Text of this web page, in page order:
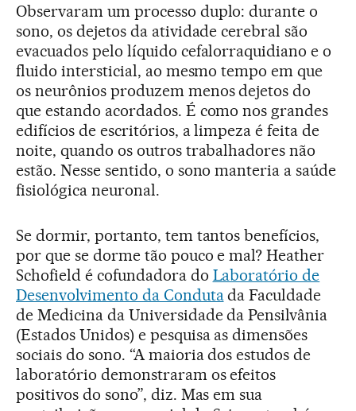
Observaram um processo duplo: durante o
sono, os dejetos da atividade cerebral são
evacuados pelo líquido cefalorraquidiano e o
fluido intersticial, ao mesmo tempo em que
os neurônios produzem menos dejetos do
que estando acordados. É como nos grandes
edifícios de escritórios, a limpeza é feita de
noite, quando os outros trabalhadores não
estão. Nesse sentido, o sono manteria a saúde
fisiológica neuronal.
Se dormir, portanto, tem tantos benefícios,
por que se dorme tão pouco e mal? Heather
Schofield é cofundadora do Laboratório de
Desenvolvimento da Condutada Faculdade
de Medicina da Universidade da Pensilvânia
(Estados Unidos) e pesquisa as dimensões
sociais do sono. “A maioria dos estudos de
laboratório demonstraram os efeitos
positivos do sono”, diz. Mas em sua